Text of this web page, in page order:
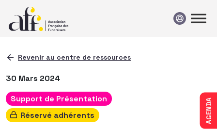
AGENDA
Revenir au centre de ressources
30 Mars 2024
Support de Présentation
Réservé adhérents